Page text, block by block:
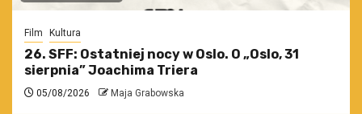
Film Kultura
26. SFF: Ostatniej nocy w Oslo. O „Oslo, 31
sierpnia” Joachima Triera
05/08/2026 Maja Grabowska